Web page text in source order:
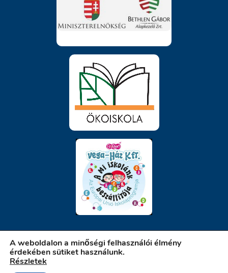
A weboldalon a minőségi felhasználói élmény
érdekében sütiket használunk.
Részletek